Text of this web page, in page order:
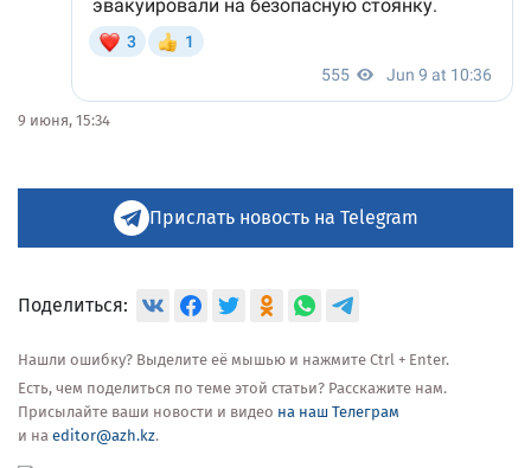
9 июня, 15:34
Прислать новость на Telegram
Поделиться:
Нашли ошибку? Выделите её мышью и нажмите Ctrl + Enter.
Есть, чем поделиться по теме этой статьи? Расскажите нам.
Присылайте ваши новости и видео на наш Телеграм
и на editor@azh.kz.